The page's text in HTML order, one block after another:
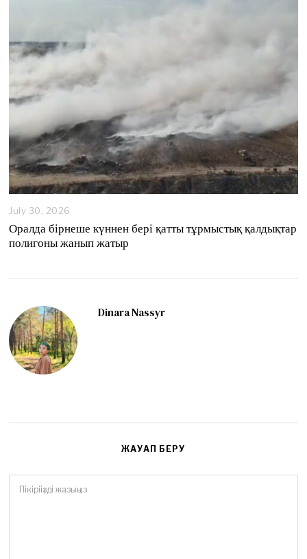
6
July 30, 2026
Оралда бірнеше күннен бері қатты тұрмыстық қалдықтар
полигоны жанып жатыр
Dinara Nassyr
ЖАУАП БЕРУ